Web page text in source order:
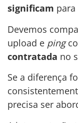
significam
Devemos
upload e ping
contratada no
Se a diferença
precisa ser